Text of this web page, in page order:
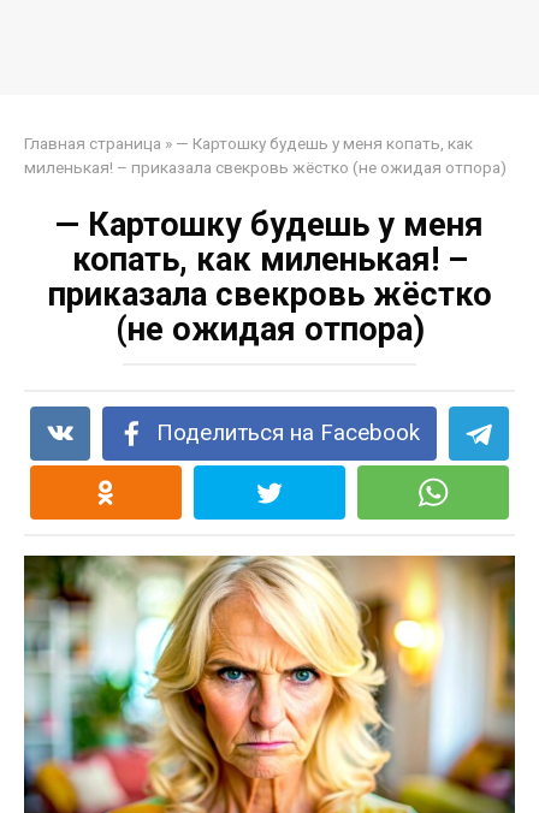
Главная страница » — Картошку будешь у меня копать, как
миленькая! – приказала свекровь жёстко (не ожидая отпора)
— Картошку будешь у меня
копать, как миленькая! –
приказала свекровь жёстко
(не ожидая отпора)
Поделиться на Facebook